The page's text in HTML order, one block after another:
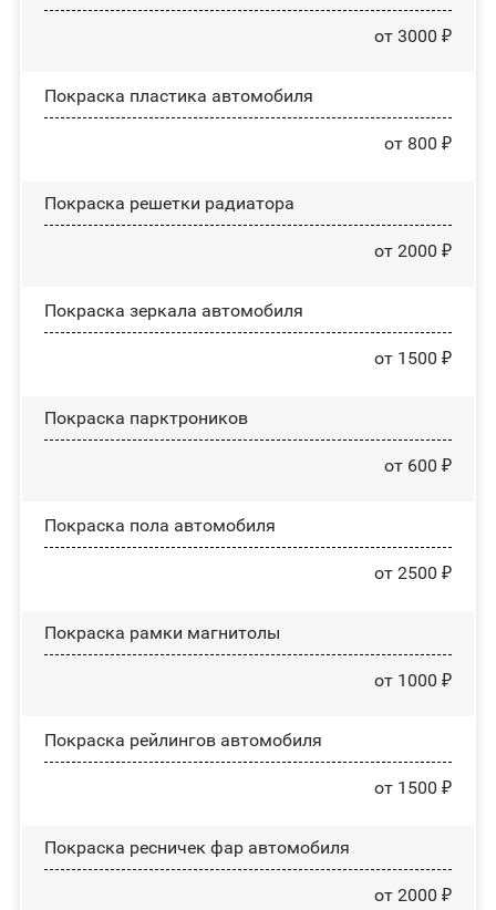
от 3000 ₽
Покраска пластика автомобиля
от 800 ₽
Покраска решетки радиатора
от 2000 ₽
Покраска зеркала автомобиля
от 1500 ₽
Покраска парктроников
от 600 ₽
Покраска пола автомобиля
от 2500 ₽
Покраска рамки магнитолы
от 1000 ₽
Покраска рейлингов автомобиля
от 1500 ₽
Покраска ресничек фар автомобиля
от 2000 ₽